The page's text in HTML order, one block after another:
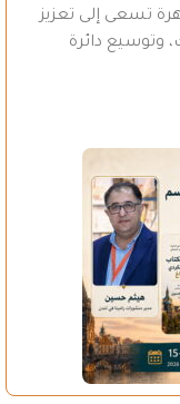
تسعى إلى تعزيز
وتوسيع دائرة